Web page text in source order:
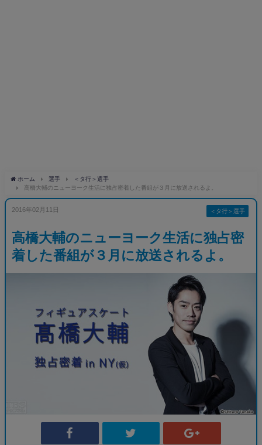
ホーム 選手
＜タ行＞選手
高橋大輔のニューヨーク生活に独占密着した番組が３月に放送されるよ。
2016年02月11日 ＜タ行＞選手
高橋大輔のニューヨーク生活に独占密
着した番組が３月に放送されるよ。